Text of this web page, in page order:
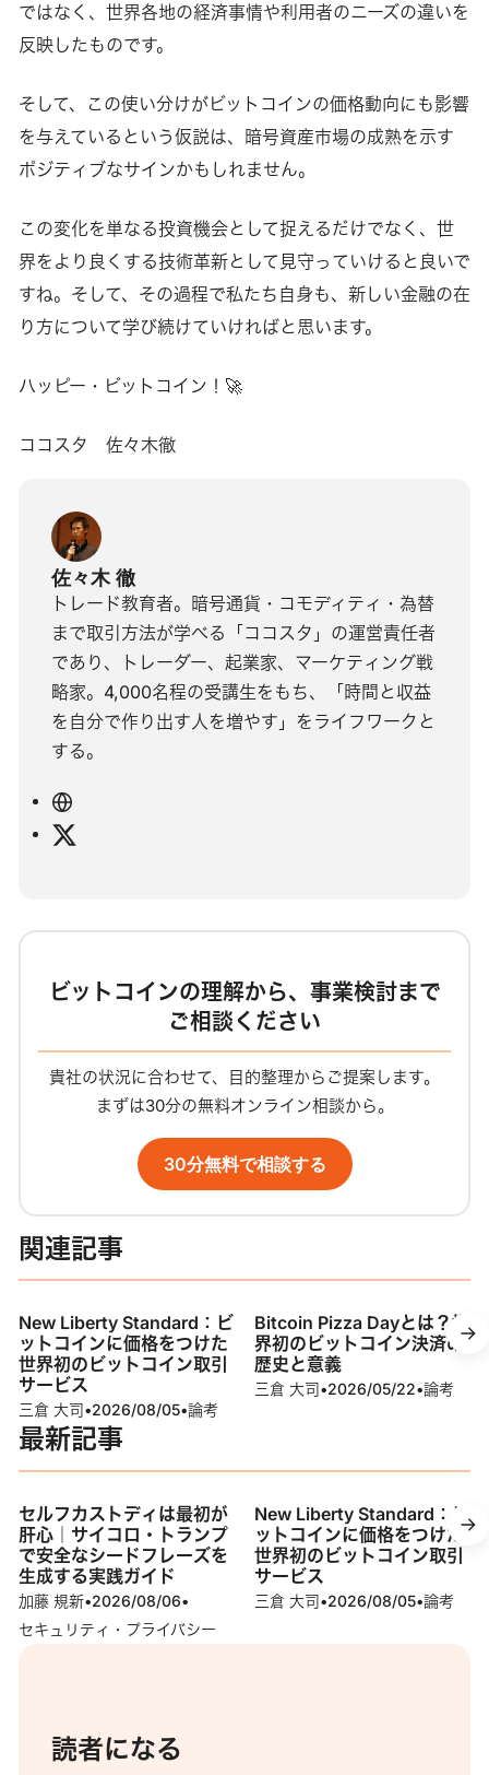
ではなく、世界各地の経済事情や利用者のニーズの違いを
反映したものです。
そして、この使い分けがビットコインの価格動向にも影響
を与えているという仮説は、暗号資産市場の成熟を示す
ポジティブなサインかもしれません。
この変化を単なる投資機会として捉えるだけでなく、世
界をより良くする技術革新として見守っていけると良いで
すね。そして、その過程で私たち自身も、新しい金融の在
り方について学び続けていければと思います。
ハッピー・ビットコイン！🚀
ココスタ 佐々木徹
佐々木 徹
トレード教育者。暗号通貨・コモディティ・為替
まで取引方法が学べる「ココスタ」の運営責任者
であり、トレーダー、起業家、マーケティング戦
略家。4,000名程の受講生をもち、「時間と収益
を自分で作り出す人を増やす」をライフワークと
する。
ウ
ェ
イ
ビットコインの理解から、事業検討まで
ご相談ください
貴社の状況に合わせて、目的整理からご提案します。
まずは30分の無料オンライン相談から。
30分無料で相談する
関連記事
New Liberty Standard：ビ
ットコインに価格をつけた
世界初のビットコイン取引
サービス
三倉 大司•2026/08/05•論考
Bitcoin Pizza Dayとは？世
界初のビットコイン決済の
歴史と意義
三倉 大司•2026/05/22•論考
最新記事
セルフカストディは最初が
肝心｜サイコロ・トランプ
で安全なシードフレーズを
生成する実践ガイド
加藤 規新•2026/08/06•
セキュリティ・プライバシー
New Liberty Standard：ビ
ットコインに価格をつけた
世界初のビットコイン取引
サービス
三倉 大司•2026/08/05•論考
読者になる